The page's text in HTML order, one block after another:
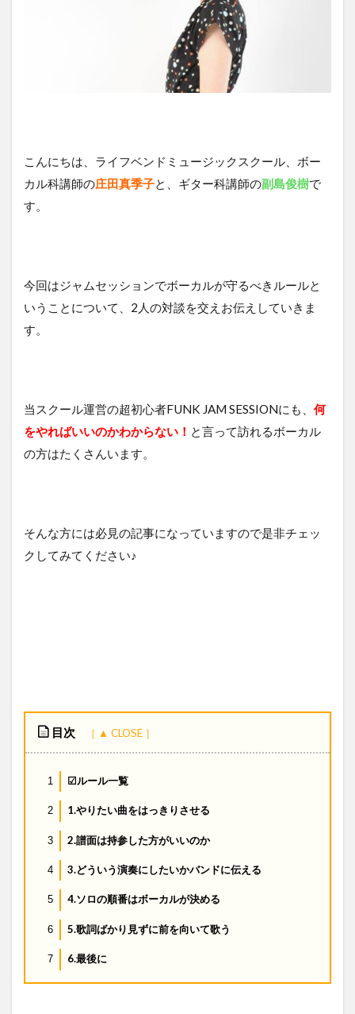
こんにちは、ライフベンドミュージックスクール、ボー
カル科講師の庄田真季子と、ギター科講師の副島俊樹で
す。
今回はジャムセッションでボーカルが守るべきルールと
いうことについて、2人の対談を交えお伝えしていきま
す。
当スクール運営の超初心者FUNK JAM SESSIONにも、 何
をやればいいのかわからない！ と言って訪れるボーカル
の方はたくさんいます。
そんな方には必見の記事になっていますので是非チェッ
クしてみてください♪
目次
1 ☑ルール一覧
2 1.やりたい曲をはっきりさせる
3 2.譜面は持参した方がいいのか
4 3.どういう演奏にしたいかバンドに伝える
5 4.ソロの順番はボーカルが決める
6 5.歌詞ばかり見ずに前を向いて歌う
7 6.最後に